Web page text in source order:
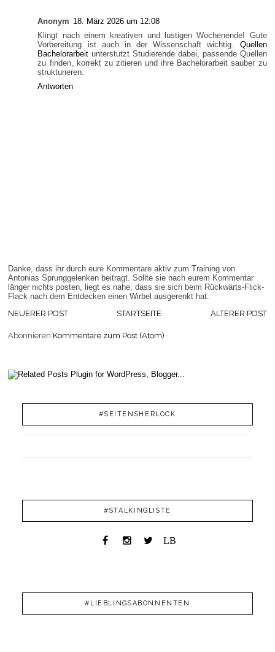
Anonym 18. März 2026 um 12:08
Klingt nach einem kreativen und lustigen Wochenende! Gute
Vorbereitung ist auch in der Wissenschaft wichtig. Quellen
Bachelorarbeit unterstutzt Studierende dabei, passende Quellen
zu finden, korrekt zu zitieren und ihre Bachelorarbeit sauber zu
strukturieren.
Antworten
Danke, dass ihr durch eure Kommentare aktiv zum Training von
Antonias Sprunggelenken beitragt. Sollte sie nach eurem Kommentar
länger nichts posten, liegt es nahe, dass sie sich beim Rückwärts-Flick-
Flack nach dem Entdecken einen Wirbel ausgerenkt hat.
NEUERER POST
ÄLTERER POST
STARTSEITE
Abonnieren Kommentare zum Post (Atom)
#SEITENSHERLOCK
#STALKINGLISTE
LB
#LIEBLINGSABONNENTEN